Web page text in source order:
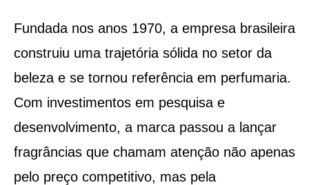
Fundada nos anos 1970, a empresa brasileira
construiu uma trajetória sólida no setor da
beleza e se tornou referência em perfumaria.
Com investimentos em pesquisa e
desenvolvimento, a marca passou a lançar
fragrâncias que chamam atenção não apenas
pelo preço competitivo, mas pela